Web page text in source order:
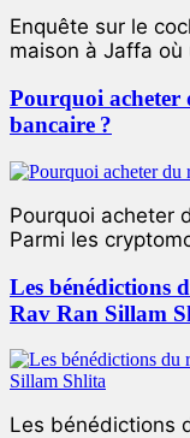
Enquête sur le
maison à Jaffa où
Pourquoi acheter
bancaire ?
Pourquoi acheter
Parmi les
Les bénédictions
Rav Ran Sillam
Les bénédictions